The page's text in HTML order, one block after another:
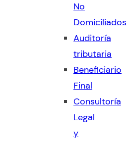
No
Domiciliados
Auditoría
tributaria
Beneficiario
Final
Consultoría
Legal
y